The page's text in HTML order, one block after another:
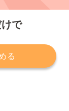
で
る
会社